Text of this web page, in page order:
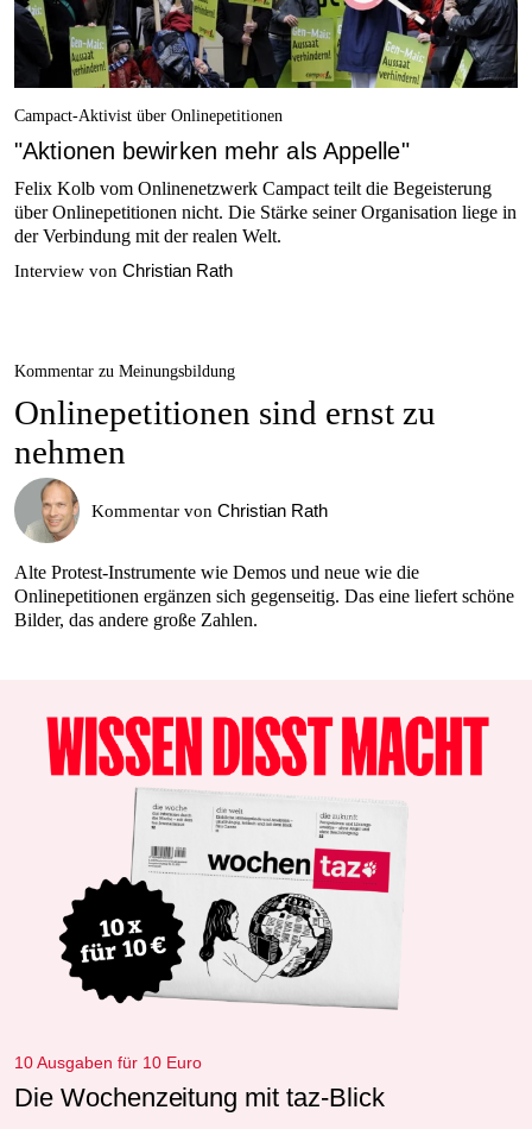
Campact-Aktivist über Onlinepetitionen
"Aktionen bewirken mehr als Appelle"
Felix Kolb vom Onlinenetzwerk Campact teilt die Begeisterung
über Onlinepetitionen nicht. Die Stärke seiner Organisation liege in
der Verbindung mit der realen Welt.
Interview von Christian Rath
Kommentar zu Meinungsbildung
Onlinepetitionen sind ernst zu
nehmen
Kommentar von Christian Rath
Alte Protest-Instrumente wie Demos und neue wie die
Onlinepetitionen ergänzen sich gegenseitig. Das eine liefert schöne
Bilder, das andere große Zahlen.
10 Ausgaben für 10 Euro
Die Wochenzeitung mit taz-Blick